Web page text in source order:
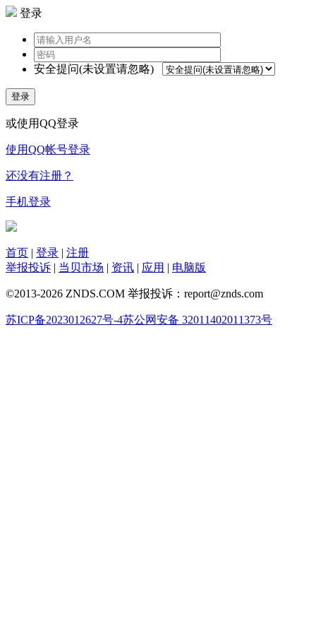
登录
安全提问(未设置请忽略)
登录
或使用QQ登录
使用QQ帐号登录
还没有注册？
手机登录
首页 | 登录 | 注册
举报投诉 | 当贝市场 | 资讯 | 应用 | 电脑版
©2013-2026 ZNDS.COM 举报投诉：report@znds.com
苏ICP备2023012627号-4苏公网安备 32011402011373号